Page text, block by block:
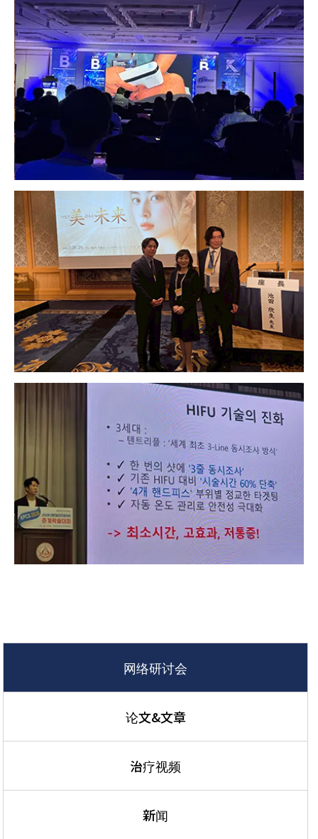
网络研讨会
论文&文章
治疗视频
新闻